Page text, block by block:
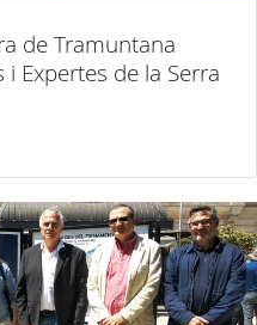
de Tramuntana
i Expertes de la Serra